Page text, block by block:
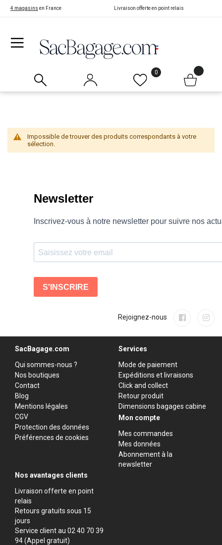
4 magasins en France Livraison offerte en point relais
0
Impossible de trouver des produits correspondants à votre
sélection.
Rejoignez-nous
SacBagage.com
Qui sommes-nous ?
Nos boutiques
Contact
Blog
Mentions légales
CGV
Protection des données
Préférences de cookies
Services
Mode de paiement
Expéditions et livraisons
Click and collect
Retour produit
Dimensions bagages cabine
Mon compte
Mes commandes
Mes données
Abonnement à la
newsletter
Nos avantages clients
Livraison offerte en point
relais
Retours gratuits sous 15
jours
Service client au 02 40 70 39
94 (Appel gratuit)